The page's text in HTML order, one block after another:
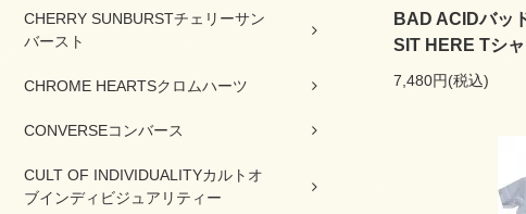
CHERRY SUNBURSTチェリーサン
バースト
CHROME HEARTSクロムハーツ
CONVERSEコンバース
CULT OF INDIVIDUALITYカルトオ
ブインディビジュアリティー
BAD ACIDバッ
SIT HERE Tシ
7,480円(税込)